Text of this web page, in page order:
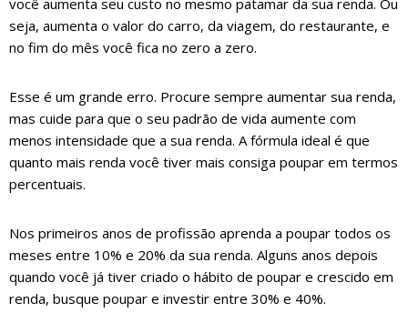
você aumenta seu custo no mesmo patamar da sua renda. Ou
seja, aumenta o valor do carro, da viagem, do restaurante, e
no fim do mês você fica no zero a zero.
Esse é um grande erro. Procure sempre aumentar sua renda,
mas cuide para que o seu padrão de vida aumente com
menos intensidade que a sua renda. A fórmula ideal é que
quanto mais renda você tiver mais consiga poupar em termos
percentuais.
Nos primeiros anos de profissão aprenda a poupar todos os
meses entre 10% e 20% da sua renda. Alguns anos depois
quando você já tiver criado o hábito de poupar e crescido em
renda, busque poupar e investir entre 30% e 40%.